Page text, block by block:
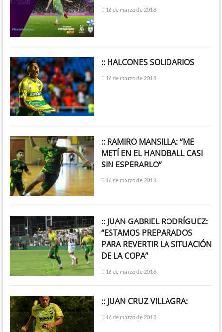
16 de marzo de 2018
:: HALCONES SOLIDARIOS
16 de marzo de 2018
:: RAMIRO MANSILLA: “ME
METÍ EN EL HANDBALL CASI
SIN ESPERARLO”
16 de marzo de 2018
:: JUAN GABRIEL RODRÍGUEZ:
“ESTAMOS PREPARADOS
PARA REVERTIR LA SITUACIÓN
DE LA COPA”
16 de marzo de 2018
:: JUAN CRUZ VILLAGRA:
16 de marzo de 2018